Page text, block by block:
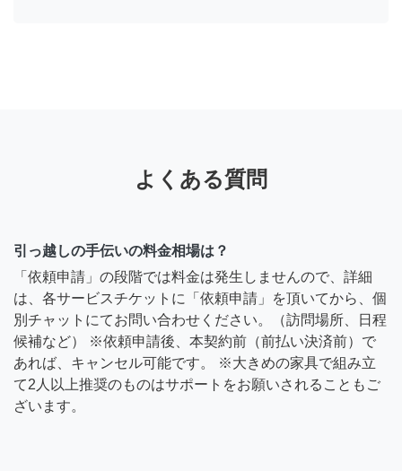
よくある質問
引っ越しの手伝いの料金相場は？
「依頼申請」の段階では料金は発生しませんので、詳細
は、各サービスチケットに「依頼申請」を頂いてから、個
別チャットにてお問い合わせください。（訪問場所、日程
候補など） ※依頼申請後、本契約前（前払い決済前）で
あれば、キャンセル可能です。 ※大きめの家具で組み立
て2人以上推奨のものはサポートをお願いされることもご
ざいます。